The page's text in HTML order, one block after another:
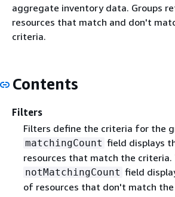
aggregate inventory data. Groups
resources that match and don't
criteria.
Contents
Filters
Filters define the criteria for the
matchingCount field displays
resources that match the criteria.
notMatchingCount field
of resources that don't match